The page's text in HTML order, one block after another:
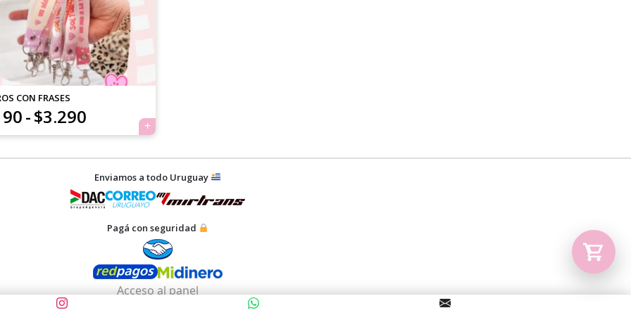
$750
hasta
$890
CON FRASES
-$3.290
de
precios:
desde
$1.190
$3.290
Enviamos a todo Uruguay
Pagá con seguridad
Acceso al panel